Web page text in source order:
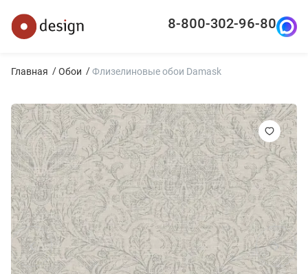
8-800-302-96-80
Главная Обои Флизелиновые обои Damask